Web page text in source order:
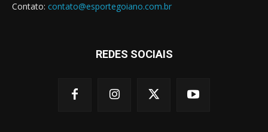
Contato: contato@esportegoiano.com.br
REDES SOCIAIS